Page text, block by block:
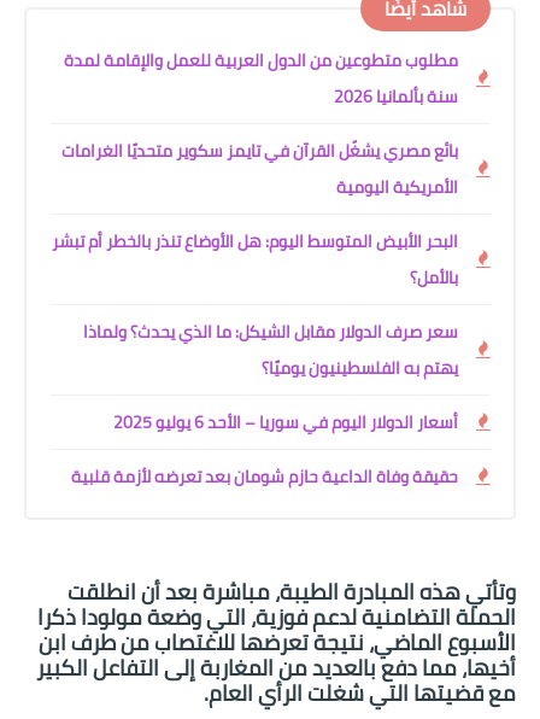
شاهد أيضًا
مطلوب متطوعين من الدول العربية للعمل والإقامة لمدة
سنة بألمانيا 2026
بائع مصري يشغّل القرآن في تايمز سكوير متحديًا الغرامات
الأمريكية اليومية
البحر الأبيض المتوسط اليوم: هل الأوضاع تنذر بالخطر أم تبشر
بالأمل؟
سعر صرف الدولار مقابل الشيكل: ما الذي يحدث؟ ولماذا
يهتم به الفلسطينيون يوميًا؟
أسعار الدولار اليوم في سوريا – الأحد 6 يوليو 2025
حقيقة وفاة الداعية حازم شومان بعد تعرضه لأزمة قلبية
وتأتي هذه المبادرة الطيبة، مباشرة بعد أن انطلقت
الحملة التضامنية لدعم فوزية، التي وضعة مولودا ذكرا
الأسبوع الماضي، نتيجة تعرضها للاغتصاب من طرف ابن
أخيها، مما دفع بالعديد من المغاربة إلى التفاعل الكبير
مع قضيتها التي شغلت الرأي العام.